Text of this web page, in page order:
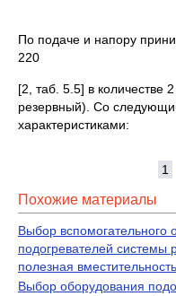
По подаче и напору
220
[2, таб. 5.5] в количестве
резервный). Со
характеристиками:
1
Похожие материалы
Выбор
подогревателей
полезная
Выбор оборудования